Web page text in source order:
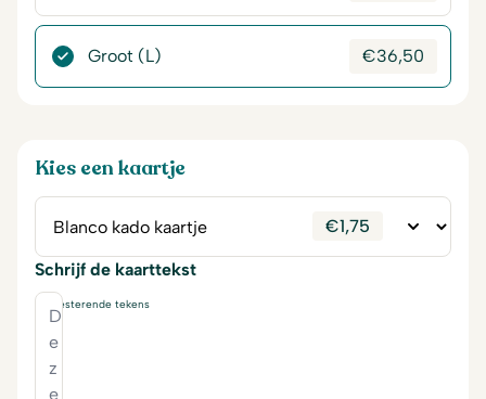
Groot (L) €36,50
Kies een kaartje
€1,75
Schrijf de kaarttekst
resterende tekens